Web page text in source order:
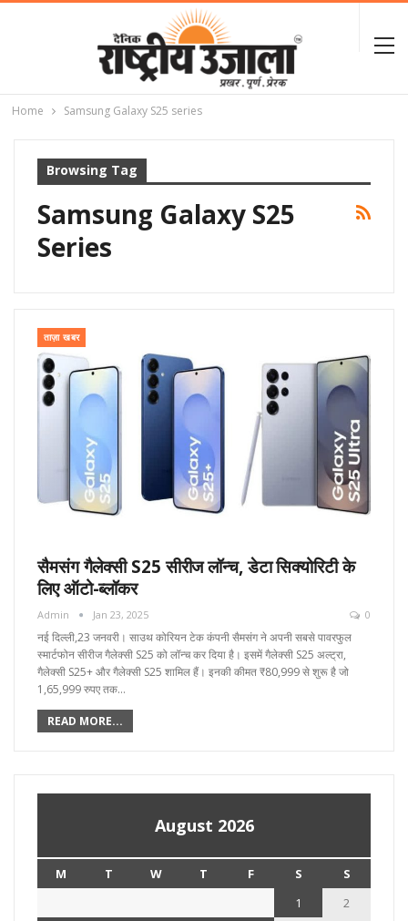
Home Samsung Galaxy S25 series
Browsing Tag
Samsung Galaxy S25
Series
ताज़ा खबर
सैमसंग गैलेक्सी S25 सीरीज लॉन्च, डेटा सिक्योरिटी के
लिए ऑटो-ब्लॉकर
Admin Jan 23, 2025 0
नई दिल्ली,23 जनवरी। साउथ कोरियन टेक कंपनी सैमसंग ने अपनी सबसे पावरफुल
स्मार्टफोन सीरीज गैलेक्सी S25 को लॉन्च कर दिया है। इसमें गैलेक्सी S25 अल्ट्रा,
गैलेक्सी S25+ और गैलेक्सी S25 शामिल हैं। इनकी कीमत ₹80,999 से शुरू है जो
1,65,999 रुपए तक…
READ MORE...
August 2026
M T W T F S
S
1
2